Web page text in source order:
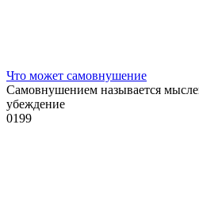
Что может самовнушение
Самовнушением называется
убеждение
0199